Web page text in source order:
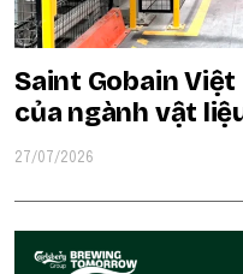
Saint Gobain
của ngành vật
27/07/2026